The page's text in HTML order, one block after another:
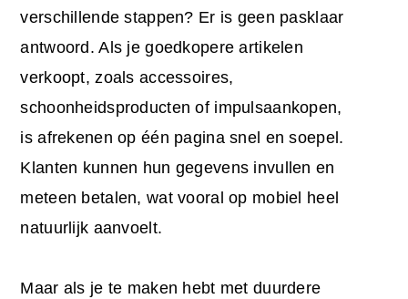
verschillende stappen? Er is geen pasklaar
antwoord. Als je goedkopere artikelen
verkoopt, zoals accessoires,
schoonheidsproducten of impulsaankopen,
is afrekenen op één pagina snel en soepel.
Klanten kunnen hun gegevens invullen en
meteen betalen, wat vooral op mobiel heel
natuurlijk aanvoelt.
Maar als je te maken hebt met duurdere